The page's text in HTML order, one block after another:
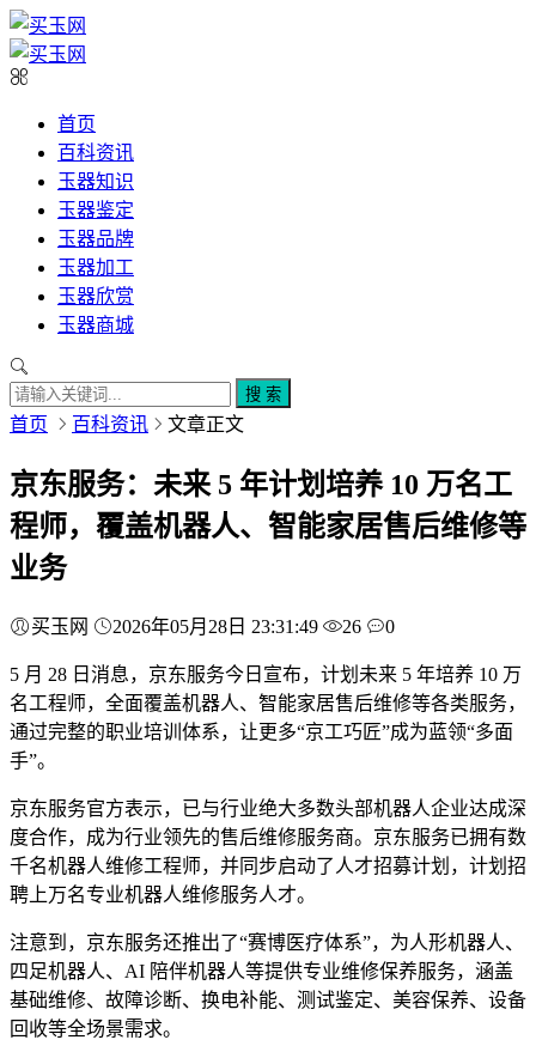
首页
百科资讯
玉器知识
玉器鉴定
玉器品牌
玉器加工
玉器欣赏
玉器商城
搜 索
首页 百科资讯 文章正文
京东服务：未来 5 年计划培养 10 万名工
程师，覆盖机器人、智能家居售后维修等
业务
买玉网 2026年05月28日 23:31:49 26 0
5 月 28 日消息，京东服务今日宣布，计划未来 5 年培养 10 万
名工程师，全面覆盖机器人、智能家居售后维修等各类服务，
通过完整的职业培训体系，让更多“京工巧匠”成为蓝领“多面
手”。
京东服务官方表示，已与行业绝大多数头部机器人企业达成深
度合作，成为行业领先的售后维修服务商。京东服务已拥有数
千名机器人维修工程师，并同步启动了人才招募计划，计划招
聘上万名专业机器人维修服务人才。
注意到，京东服务还推出了“赛博医疗体系”，为人形机器人、
四足机器人、AI 陪伴机器人等提供专业维修保养服务，涵盖
基础维修、故障诊断、换电补能、测试鉴定、美容保养、设备
回收等全场景需求。